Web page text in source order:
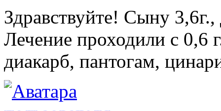
Здравствуйте! Сыну
Лечение проходили с 0,6
диакарб, пантогам,